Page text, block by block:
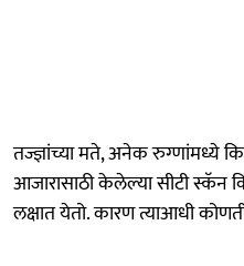
तज्ज्ञांच्या मते, अनेक रुग्णांमध्ये
आजारासाठी केलेल्या सीटी स्कॅन
लक्षात येतो. कारण त्याआधी